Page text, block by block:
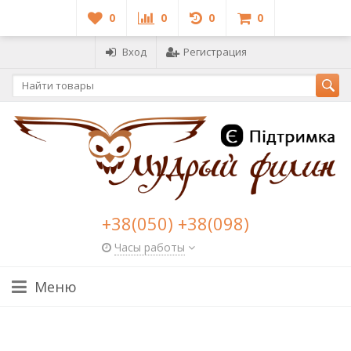
0 0 0 0
Вход Регистрация
+38(050) +38(098)
Часы работы
Меню